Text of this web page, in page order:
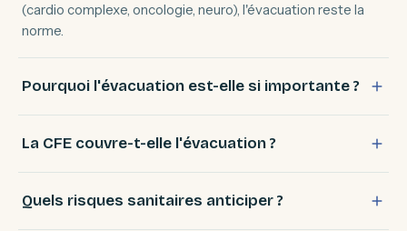
(cardio complexe, oncologie, neuro), l'évacuation reste la
norme.
Pourquoi l'évacuation est-elle si importante ?
La CFE couvre-t-elle l'évacuation ?
Quels risques sanitaires anticiper ?